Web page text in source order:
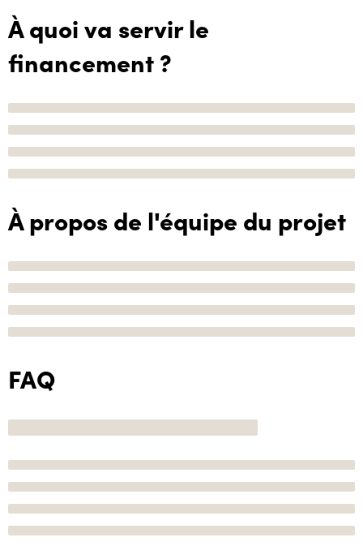
À quoi va servir le
financement ?
À propos de l'équipe du projet
FAQ